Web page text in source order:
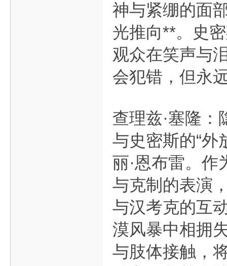
神与紧绷的面
光推向**。史
观众在笑声与
会犯错，但永
查理兹·塞隆
与史密斯的“外
丽·恩布雷。作
与克制的表演
与汉考克的互
漠风暴中相拥
与肢体接触，